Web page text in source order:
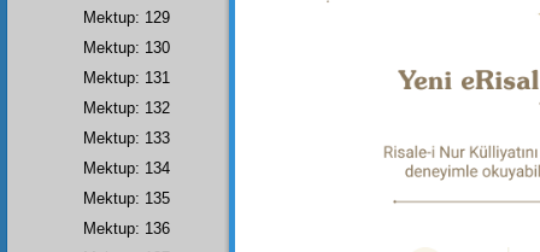
Mektup: 129
Mektup: 130
Mektup: 131
Mektup: 132
Mektup: 133
Mektup: 134
Mektup: 135
Mektup: 136